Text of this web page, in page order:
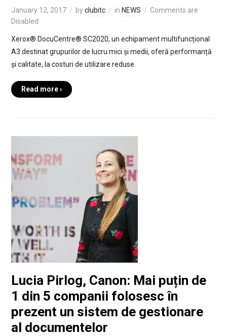
January 12, 2017 byclubitc in NEWS
Comments are
Disabled
Xerox® DocuCentre® SC2020, un echipament multifuncțional
A3 destinat grupurilor de lucru mici și medii, oferă performanță
și calitate, la costuri de utilizare reduse.
Read more ›
Lucia Pirlog, Canon: Mai puțin de
1 din 5 companii folosesc în
prezent un sistem de gestionare
al documentelor